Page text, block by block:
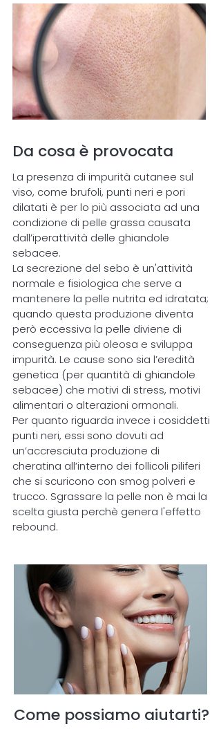
Da cosa è provocata
La presenza di impurità cutanee sul
viso, come brufoli, punti neri e pori
dilatati è per lo più associata ad una
condizione di pelle grassa causata
dall’iperattività delle ghiandole
sebacee.
La secrezione del sebo è un'attività
normale e fisiologica che serve a
mantenere la pelle nutrita ed idratata;
quando questa produzione diventa
però eccessiva la pelle diviene di
conseguenza più oleosa e sviluppa
impurità. Le cause sono sia l’eredità
genetica (per quantità di ghiandole
sebacee) che motivi di stress, motivi
alimentari o alterazioni ormonali.
Per quanto riguarda invece i cosiddetti
punti neri, essi sono dovuti ad
un’accresciuta produzione di
cheratina all’interno dei follicoli piliferi
che si scuricono con smog polveri e
trucco. Sgrassare la pelle non è mai la
scelta giusta perchè genera l'effetto
rebound.
Come possiamo aiutarti?